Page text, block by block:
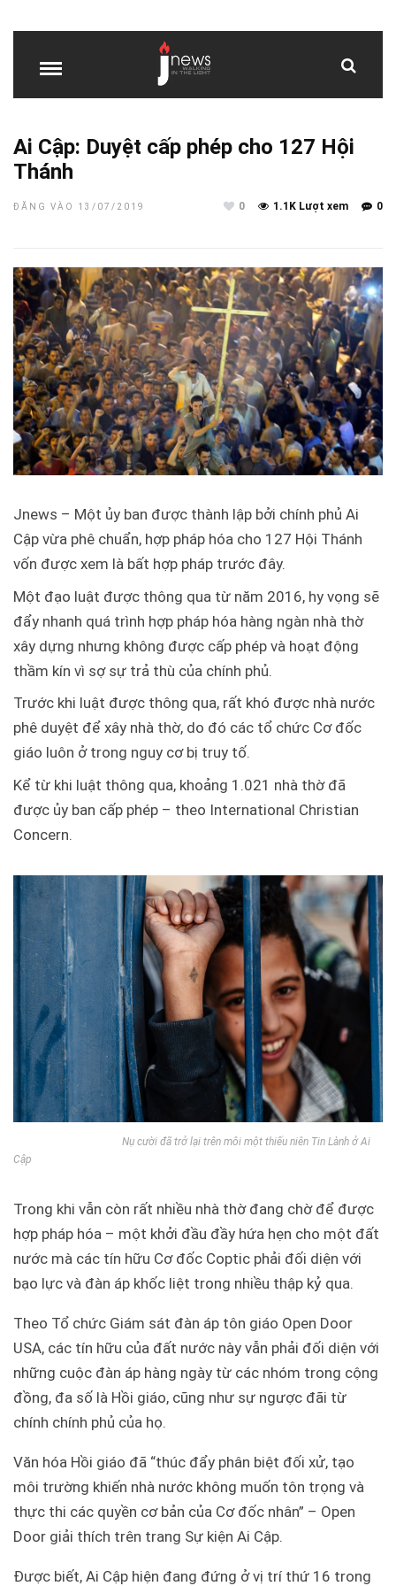
Ai Cập: Duyệt cấp phép cho 127 Hội
Thánh
ĐĂNG VÀO 13/07/2019 0
1.1K Lượt xem
0
Jnews – Một ủy ban được thành lập bởi chính phủ Ai
Cập vừa phê chuẩn, hợp pháp hóa cho 127 Hội Thánh
vốn được xem là bất hợp pháp trước đây.
Một đạo luật được thông qua từ năm 2016, hy vọng sẽ
đẩy nhanh quá trình hợp pháp hóa hàng ngàn nhà thờ
xây dựng nhưng không được cấp phép và hoạt động
thầm kín vì sợ sự trả thù của chính phủ.
Trước khi luật được thông qua, rất khó được nhà nước
phê duyệt để xây nhà thờ, do đó các tổ chức Cơ đốc
giáo luôn ở trong nguy cơ bị truy tố.
Kể từ khi luật thông qua, khoảng 1.021 nhà thờ đã
được ủy ban cấp phép – theo International Christian
Concern.
Nụ cười đã trở lại trên môi một thiếu niên Tin Lành ở Ai
Cập
Trong khi vẫn còn rất nhiều nhà thờ đang chờ để được
hợp pháp hóa – một khởi đầu đầy hứa hẹn cho một đất
nước mà các tín hữu Cơ đốc Coptic phải đối diện với
bạo lực và đàn áp khốc liệt trong nhiều thập kỷ qua.
Theo Tổ chức Giám sát đàn áp tôn giáo Open Door
USA, các tín hữu của đất nước này vẫn phải đối diện với
những cuộc đàn áp hàng ngày từ các nhóm trong cộng
đồng, đa số là Hồi giáo, cũng như sự ngược đãi từ
chính chính phủ của họ.
Văn hóa Hồi giáo đã “thúc đẩy phân biệt đối xử, tạo
môi trường khiến nhà nước không muốn tôn trọng và
thực thi các quyền cơ bản của Cơ đốc nhân” – Open
Door giải thích trên trang Sự kiện Ai Cập.
Được biết, Ai Cập hiện đang đứng ở vị trí thứ 16 trong